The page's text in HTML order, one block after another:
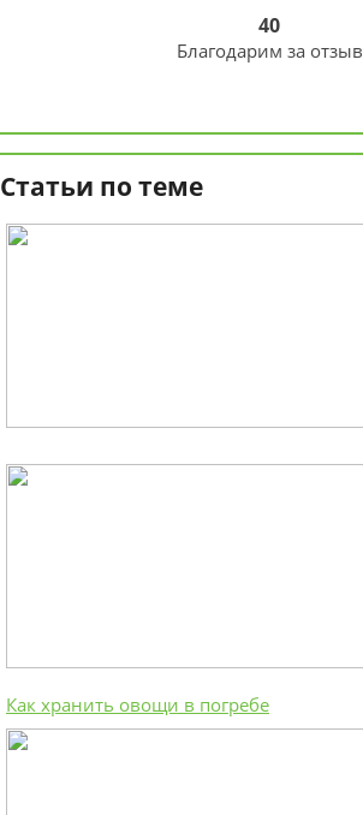
40
Благодарим за отзыв
Статьи по теме
Как хранить овощи в погребе